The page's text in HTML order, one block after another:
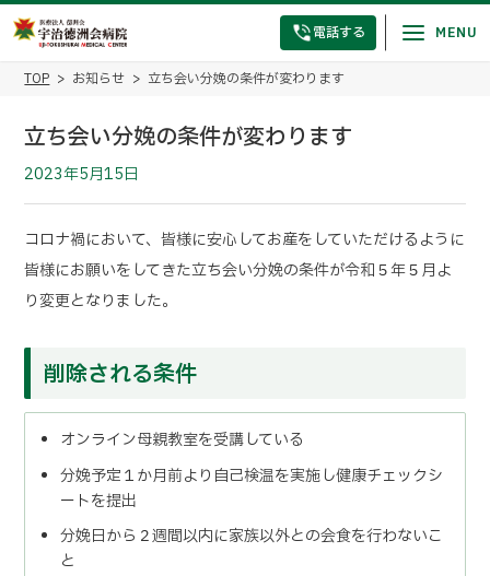
電話する
TOP お知らせ 立ち会い分娩の条件が変わります
立ち会い分娩の条件が変わります
2023年5月15日
コロナ禍において、皆様に安心してお産をしていただけるように
皆様にお願いをしてきた立ち会い分娩の条件が令和５年５月よ
り変更となりました。
削除される条件
オンライン母親教室を受講している
分娩予定１か月前より自己検温を実施し健康チェックシ
ートを提出
分娩日から２週間以内に家族以外との会食を行わないこ
と